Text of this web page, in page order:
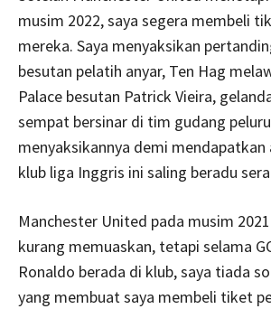
musim 2022, saya segera membeli
mereka. Saya menyaksikan
besutan pelatih anyar, Ten Hag
Palace besutan Patrick Vieira,
sempat bersinar di tim gudang
menyaksikannya demi
klub liga Inggris ini saling beradu
Manchester United pada musim
kurang memuaskan, tetapi selama
Ronaldo berada di klub, saya tiada
yang membuat saya membeli tiket